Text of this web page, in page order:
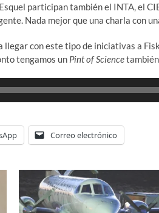
participan también el INTA, el
Nada mejor que una charla con
con este tipo de iniciativas a
tengamos un Pint of Sciencetambién
Correo electrónico